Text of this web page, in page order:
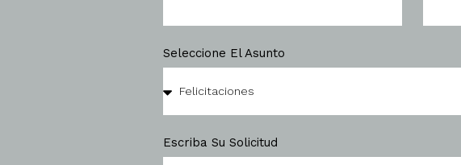
Seleccione El Asunto
Escriba Su Solicitud